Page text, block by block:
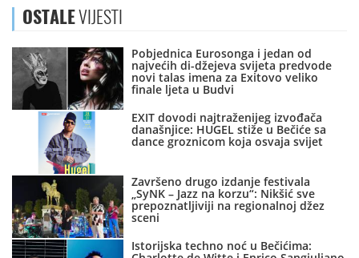
OSTALEVIJESTI
Pobjednica Eurosonga i jedan od
najvećih di-džejeva svijeta predvode
novi talas imena za Exitovo veliko
finale ljeta u Budvi
EXIT dovodi najtraženijeg izvođača
današnjice: HUGEL stiže u Bečiće sa
dance groznicom koja osvaja svijet
Završeno drugo izdanje festivala
„SyNK – Jazz na korzu“: Nikšić sve
prepoznatljiviji na regionalnoj džez
sceni
Istorijska techno noć u Bečićima: